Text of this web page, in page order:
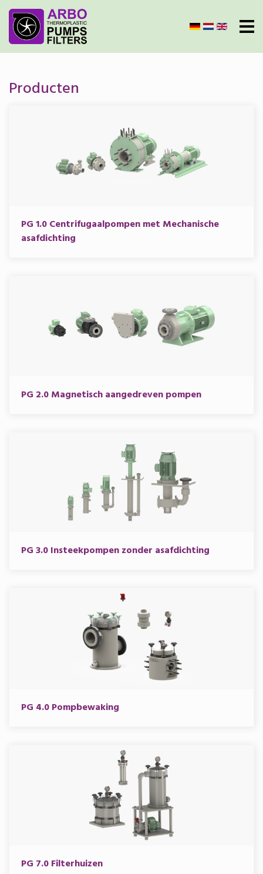
Selecteer de taal
Producten
PG 1.0 Centrifugaalpompen met Mechanische
asafdichting
PG 2.0 Magnetisch aangedreven pompen
PG 3.0 Insteekpompen zonder asafdichting
PG 4.0 Pompbewaking
PG 7.0 Filterhuizen